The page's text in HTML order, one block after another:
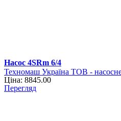
Насос 4SRm 6/4
Техномаш Україна ТОВ -
Ціна: 8845.00
Перегляд